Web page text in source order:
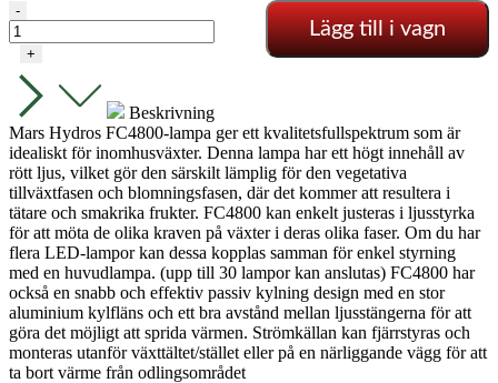
Mars
Hydro
FC-
mängd
-
+
Lägg till i vagn
Beskrivning
Mars Hydros FC4800-lampa ger ett kvalitetsfullspektrum som är
idealiskt för inomhusväxter. Denna lampa har ett högt innehåll av
rött ljus, vilket gör den särskilt lämplig för den vegetativa
tillväxtfasen och blomningsfasen, där det kommer att resultera i
tätare och smakrika frukter. FC4800 kan enkelt justeras i ljusstyrka
för att möta de olika kraven på växter i deras olika faser. Om du har
flera LED-lampor kan dessa kopplas samman för enkel styrning
med en huvudlampa. (upp till 30 lampor kan anslutas) FC4800 har
också en snabb och effektiv passiv kylning design med en stor
aluminium kylfläns och ett bra avstånd mellan ljusstängerna för att
göra det möjligt att sprida värmen. Strömkällan kan fjärrstyras och
monteras utanför växttältet/stället eller på en närliggande vägg för att
ta bort värme från odlingsområdet